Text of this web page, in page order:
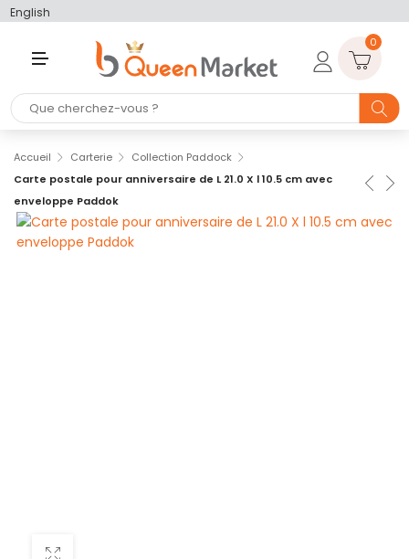
English
U
0
Accueil Carterie
Collection Paddock
Carte postale pour anniversaire de L 21.0 X l 10.5 cm avec
enveloppe Paddok